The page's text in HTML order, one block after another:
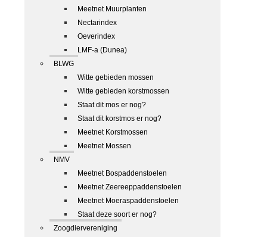
Meetnet Muurplanten
Nectarindex
Oeverindex
LMF-a (Dunea)
BLWG
Witte gebieden mossen
Witte gebieden korstmossen
Staat dit mos er nog?
Staat dit korstmos er nog?
Meetnet Korstmossen
Meetnet Mossen
NMV
Meetnet Bospaddenstoelen
Meetnet Zeereeppaddenstoelen
Meetnet Moeraspaddenstoelen
Staat deze soort er nog?
Zoogdiervereniging